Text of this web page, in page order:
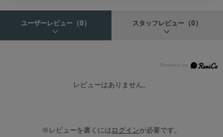
ユーザーレビュー （0） スタッフレビュー （0）
レビューはありません。
※レビューを書くにはログインが必要です。